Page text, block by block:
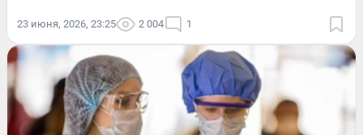
23 июня, 2026, 23:25 2 004 1